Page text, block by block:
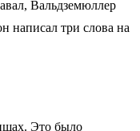
Вальдземюллер
написал три слова на
Это было